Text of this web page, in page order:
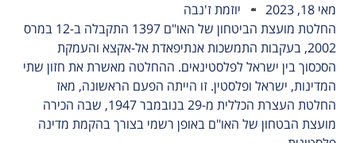
מאי 18, 2023
יוזמת ז'נבה
החלטת מועצת הביטחון של האו"ם 1397 התקבלה ב-12 במרס
2002, בעקבות התמשכות אנתיפאדת אל-אקצא והעמקת
הסכסוך בין ישראל לפלסטינאים. ההחלטה מאשרת את חזון שתי
המדינות, ישראל ופלסטין. זו הייתה הפעם הראשונה, מאז
החלטת העצרת הכללית מ-29 בנובמבר 1947, שבה הכירה
מועצת הבטחון של האו"ם באופן רשמי בצורך בהקמת מדינה